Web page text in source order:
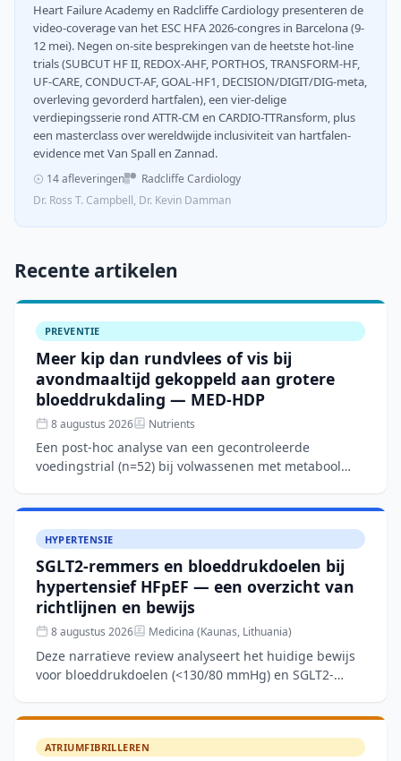
Heart Failure Academy en Radcliffe Cardiology presenteren de
video-coverage van het ESC HFA 2026-congres in Barcelona (9-
12 mei). Negen on-site besprekingen van de heetste hot-line
trials (SUBCUT HF II, REDOX-AHF, PORTHOS, TRANSFORM-HF,
UF-CARE, CONDUCT-AF, GOAL-HF1, DECISION/DIGIT/DIG-meta,
overleving gevorderd hartfalen), een vier-delige
verdiepingsserie rond ATTR-CM en CARDIO-TTRansform, plus
een masterclass over wereldwijde inclusiviteit van hartfalen-
evidence met Van Spall en Zannad.
14 afleveringen
Radcliffe Cardiology
Dr. Ross T. Campbell, Dr. Kevin Damman
Recente artikelen
PREVENTIE
Meer kip dan rundvlees of vis bij
avondmaaltijd gekoppeld aan grotere
bloeddrukdaling — MED-HDP
8 augustus 2026 Nutrients
Een post-hoc analyse van een gecontroleerde
voedingstrial (n=52) bij volwassenen met metabool
dieetpatroon over 12 weken
HYPERTENSIE
SGLT2-remmers en bloeddrukdoelen bij
hypertensief HFpEF — een overzicht van
richtlijnen en bewijs
8 augustus 2026 Medicina (Kaunas, Lithuania)
Deze narratieve review analyseert het huidige bewijs
voor bloeddrukdoelen (<130/80 mmHg) en SGLT2-
ATRIUMFIBRILLEREN